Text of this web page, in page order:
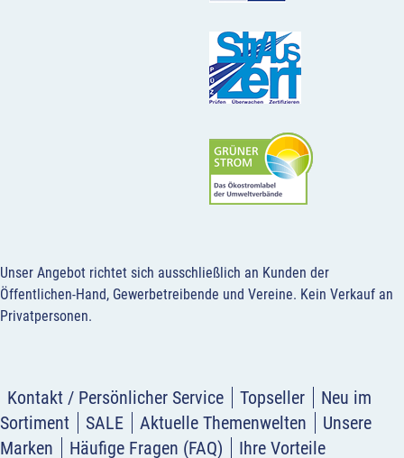
Unser Angebot richtet sich ausschließlich an Kunden der
Öffentlichen-Hand, Gewerbetreibende und Vereine. Kein Verkauf an
Privatpersonen.
Kontakt / Persönlicher Service Topseller
Neu im
Sortiment
SALE Aktuelle Themenwelten
Unsere
Marken
Häufige Fragen (FAQ) Ihre Vorteile